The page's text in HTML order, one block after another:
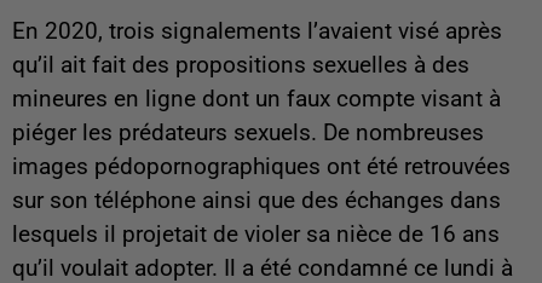
En 2020, trois signalements l’avaient visé après
qu’il ait fait des propositions sexuelles à des
mineures en ligne dont un faux compte visant à
piéger les prédateurs sexuels. De nombreuses
images pédopornographiques ont été retrouvées
sur son téléphone ainsi que des échanges dans
lesquels il projetait de violer sa nièce de 16 ans
qu’il voulait adopter. Il a été condamné ce lundi à